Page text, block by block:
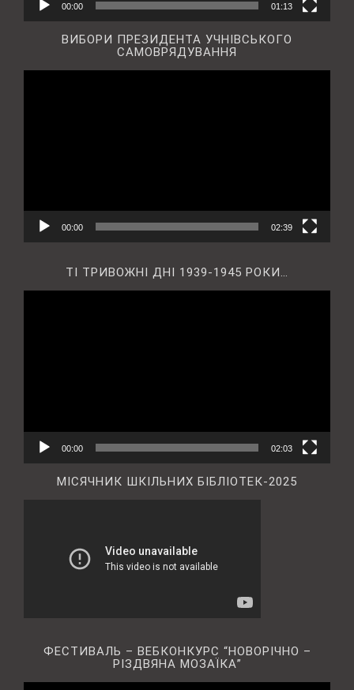
00:00 01:13
ВИБОРИ ПРЕЗИДЕНТА УЧНІВСЬКОГО
САМОВРЯДУВАННЯ
00:00 02:39
ТІ ТРИВОЖНІ ДНІ 1939-1945 РОКИ…
00:00 02:03
МІСЯЧНИК ШКІЛЬНИХ БІБЛІОТЕК-2025
ФЕСТИВАЛЬ – ВЕБКОНКУРС “НОВОРІЧНО –
РІЗДВЯНА МОЗАЇКА”